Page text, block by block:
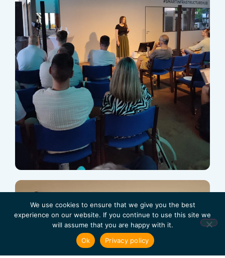
We use cookies to ensure that we give you the best
experience on our website. If you continue to use this site we
will assume that you are happy with it.
Ok
Privacy policy